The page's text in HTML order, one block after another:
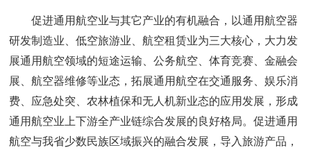
促进通用航空业与其它产业的有机融合，以通用航空器
研发制造业、低空旅游业、航空租赁业为三大核心，大力发
展通用航空领域的短途运输、公务航空、体育竞赛、金融会
展、航空器维修等业态，拓展通用航空在交通服务、娱乐消
费、应急处突、农林植保和无人机新业态的应用发展，形成
通用航空业上下游全产业链综合发展的良好格局。促进通用
航空与我省少数民族区域振兴的融合发展，导入旅游产品，